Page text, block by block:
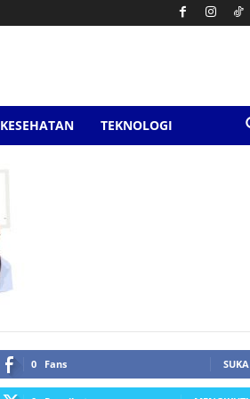
KESEHATAN TEKNOLOGI
0 Fans SUKA